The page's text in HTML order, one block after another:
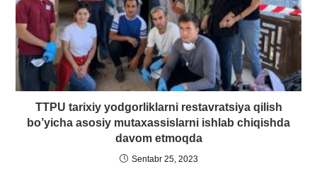
TTPU tarixiy yodgorliklarni restavratsiya qilish
bo’yicha asosiy mutaxassislarni ishlab chiqishda
davom etmoqda
Sentabr 25, 2023